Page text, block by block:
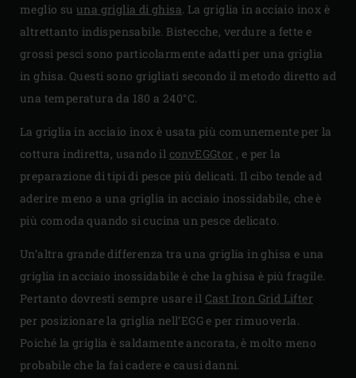
meglio su una griglia di ghisa. La griglia in acciaio inox è
altrettanto indispensabile. Bistecche, verdure a fette e
grossi pesci sono particolarmente adatti per una griglia
in ghisa. Questi sono grigliati secondo il metodo diretto ad
una temperatura da 180 a 240°C.
La griglia in acciaio inox è usata più comunemente per la
cottura indiretta, usando il convEGGtor , e per la
preparazione di tipi di pesce più delicati. Il cibo tende ad
aderire meno a una griglia in acciaio inossidabile, che è
più comoda quando si cucina un pesce delicato.
Un’altra grande differenza tra una griglia in ghisa e una
griglia in acciaio inossidabile è che la ghisa è più fragile.
Pertanto dovresti sempre usare il Cast Iron Grid Lifter
per posizionare la griglia nell’EGG e per rimuoverla.
Poiché la griglia è saldamente ancorata, è molto meno
probabile che la fai cadere e causi danni.